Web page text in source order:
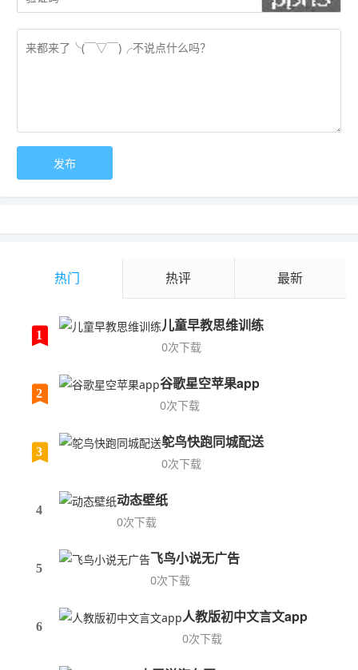
热门 热评 最新
1
儿童早教思维训练
0次下载
2
谷歌星空苹果app
0次下载
3
鸵鸟快跑同城配送
0次下载
4
动态壁纸
0次下载
5
飞鸟小说无广告
0次下载
6
人教版初中文言文app
0次下载